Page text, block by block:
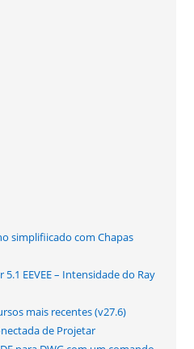
simplifiicado com Chapas
EEVEE – Intensidade do Ray
mais recentes (v27.6)
de Projetar